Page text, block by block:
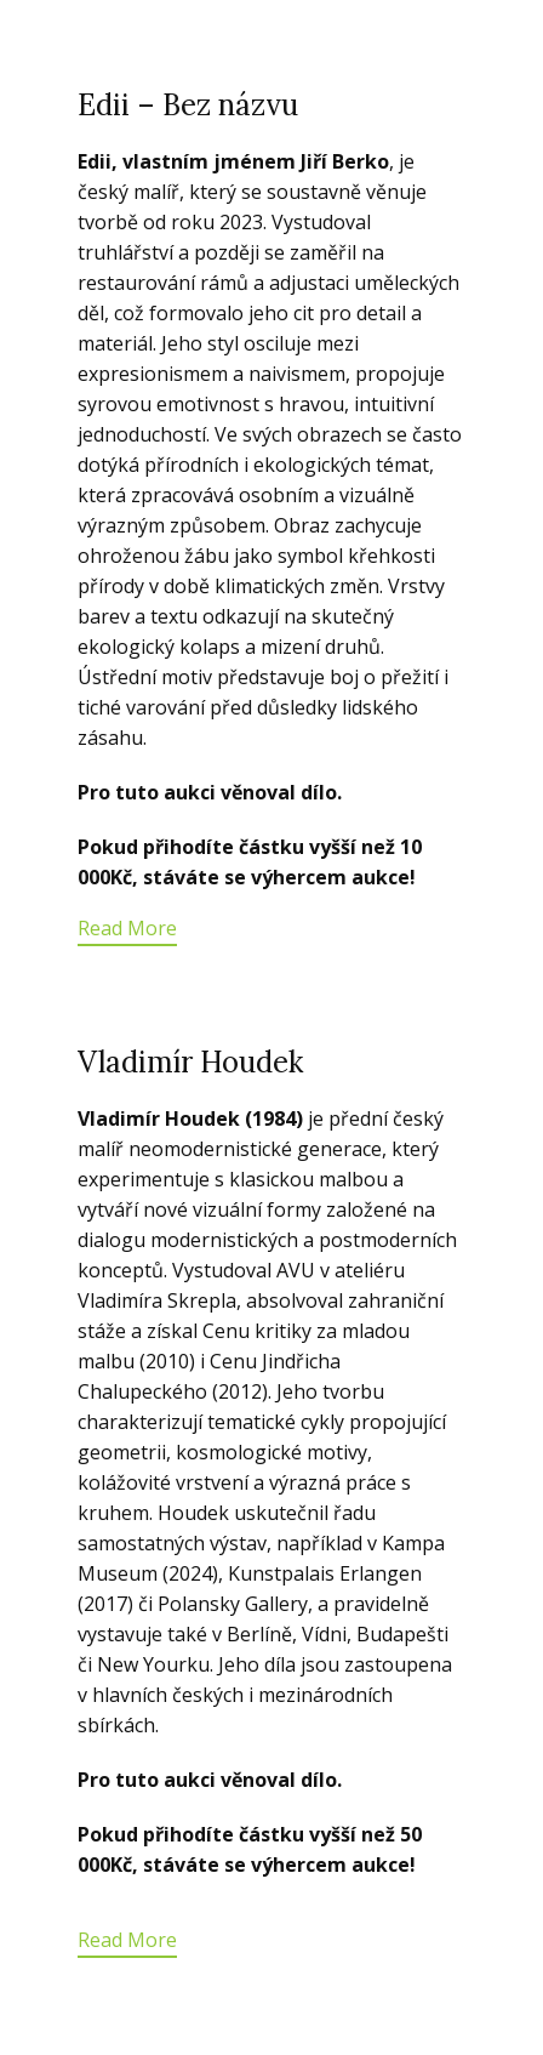
Edii – Bez názvu
Edii, vlastním jménem Jiří Berko, je
český malíř, který se soustavně věnuje
tvorbě od roku 2023. Vystudoval
truhlářství a později se zaměřil na
restaurování rámů a adjustaci uměleckých
děl, což formovalo jeho cit pro detail a
materiál. Jeho styl osciluje mezi
expresionismem a naivismem, propojuje
syrovou emotivnost s hravou, intuitivní
jednoduchostí. Ve svých obrazech se často
dotýká přírodních i ekologických témat,
která zpracovává osobním a vizuálně
výrazným způsobem. Obraz zachycuje
ohroženou žábu jako symbol křehkosti
přírody v době klimatických změn. Vrstvy
barev a textu odkazují na skutečný
ekologický kolaps a mizení druhů.
Ústřední motiv představuje boj o přežití i
tiché varování před důsledky lidského
zásahu.
Pro tuto aukci věnoval dílo.
Pokud přihodíte částku vyšší než 10
000Kč, stáváte se výhercem aukce!
Read More
Vladimír Houdek
Vladimír Houdek (1984) je přední český
malíř neomodernistické generace, který
experimentuje s klasickou malbou a
vytváří nové vizuální formy založené na
dialogu modernistických a postmoderních
konceptů. Vystudoval AVU v ateliéru
Vladimíra Skrepla, absolvoval zahraniční
stáže a získal Cenu kritiky za mladou
malbu (2010) i Cenu Jindřicha
Chalupeckého (2012). Jeho tvorbu
charakterizují tematické cykly propojující
geometrii, kosmologické motivy,
kolážovité vrstvení a výrazná práce s
kruhem. Houdek uskutečnil řadu
samostatných výstav, například v Kampa
Museum (2024), Kunstpalais Erlangen
(2017) či Polansky Gallery, a pravidelně
vystavuje také v Berlíně, Vídni, Budapešti
či New Yourku. Jeho díla jsou zastoupena
v hlavních českých i mezinárodních
sbírkách.
Pro tuto aukci věnoval dílo.
Pokud přihodíte částku vyšší než 50
000Kč, stáváte se výhercem aukce!
Read More